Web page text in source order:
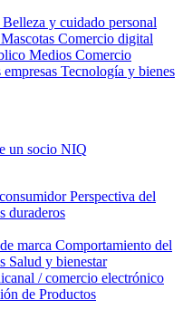
Belleza y cuidado personal
Mascotas Comercio digital
Medios Comercio
Tecnología y bienes
un socio NIQ
Perspectiva del
duraderos
marca Comportamiento del
Salud y bienestar
/ comercio electrónico
de Productos